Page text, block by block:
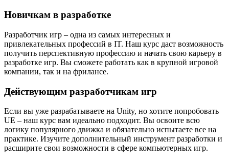
Новичкам в разработке
Разработчик игр ‒ одна из самых интересных и
привлекательных профессий в IT. Наш курс даст возможность
получить перспективную профессию и начать свою карьеру в
разработке игр. Вы сможете работать как в крупной игровой
компании, так и на фрилансе.
Действующим разработчикам игр
Если вы уже разрабатываете на Unity, но хотите попробовать
UE ‒ наш курс вам идеально подходит. Вы освоите всю
логику популярного движка и обязательно испытаете все на
практике. Изучите дополнительный инструмент разработки и
расширите свои возможности в сфере компьютерных игр.